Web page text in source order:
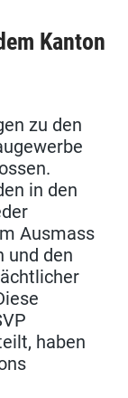
Kanton
zu den
in den
Ausmass
und den
haben